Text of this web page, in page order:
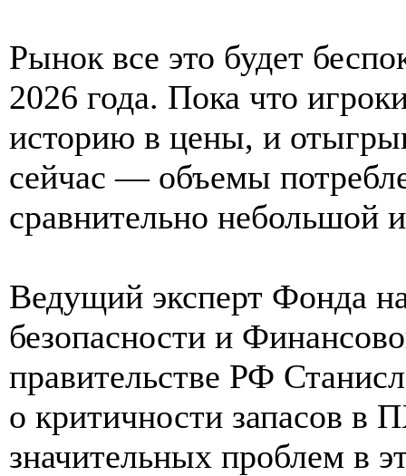
Рынок все это будет
2026 года. Пока что
историю в цены, и
сейчас — объемы
сравнительно небольшой
Ведущий эксперт Фонда
безопасности и
правительстве РФ
о критичности запасов в
значительных проблем в